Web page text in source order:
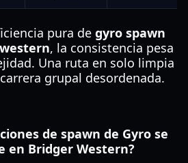
pura de gyro spawn
, la consistencia pesa
Una ruta en solo limpia
grupal desordenada.
de spawn de Gyro se
en Bridger Western?